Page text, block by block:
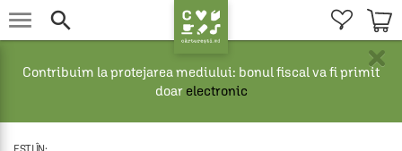
 
×
Contribuim la protejarea mediului: bonul fiscal va fi primit
doar electronic